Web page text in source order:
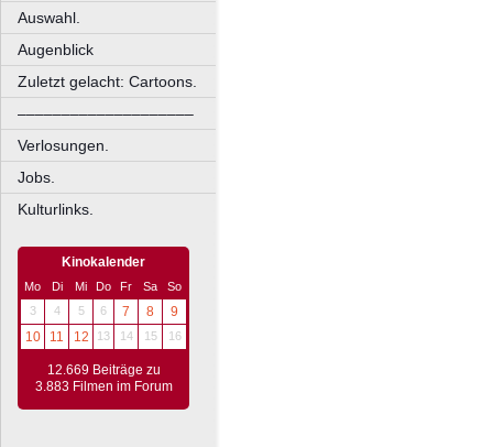
Auswahl.
Augenblick
Zuletzt gelacht: Cartoons.
––––––––––––––––––––
Verlosungen.
Jobs.
Kulturlinks.
Kinokalender
Mo Di Mi Do Fr Sa
So
3
4 5 6 7 8
9
10
11 12 13 14 15 16
12.669 Beiträge zu
3.883 Filmen im Forum